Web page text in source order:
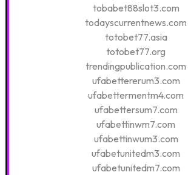
tobabet88slot3.com
todayscurrentnews.com
totobet77.asia
totobet77.org
trendingpublication.com
ufabettererum3.com
ufabettermentm4.com
ufabettersum7.com
ufabettinwm7.com
ufabettinwum3.com
ufabetunitedm3.com
ufabetunitedm7.com